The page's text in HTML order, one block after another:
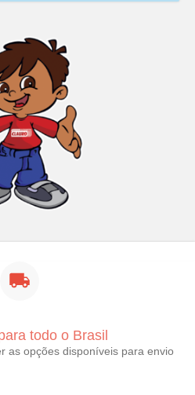
todo o Brasil
as opções disponíveis para envio